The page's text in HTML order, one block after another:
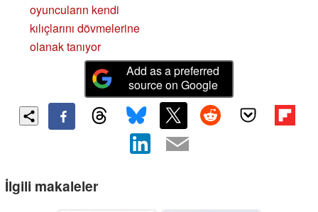
oyuncuların kendi
kılıçlarını dövmelerine
olanak tanıyor
Add as a preferred
source on Google
İlgili makaleler